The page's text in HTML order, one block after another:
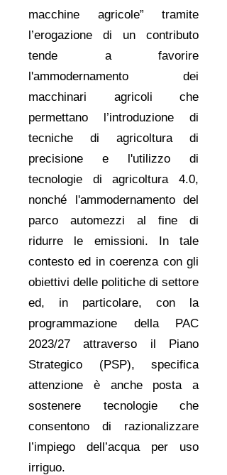
macchine agricole” tramite
l’erogazione di un contributo
tende a favorire
l'ammodernamento dei
macchinari agricoli che
permettano l’introduzione di
tecniche di agricoltura di
precisione e l'utilizzo di
tecnologie di agricoltura 4.0,
nonché l'ammodernamento del
parco automezzi al fine di
ridurre le emissioni. In tale
contesto ed in coerenza con gli
obiettivi delle politiche di settore
ed, in particolare, con la
programmazione della PAC
2023/27 attraverso il Piano
Strategico (PSP), specifica
attenzione è anche posta a
sostenere tecnologie che
consentono di razionalizzare
l’impiego dell’acqua per uso
irriguo.